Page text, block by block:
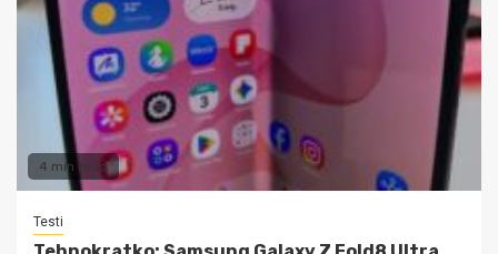
4 min read
Testi